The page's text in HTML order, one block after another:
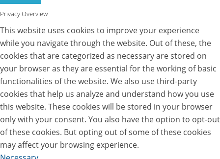
Privacy Overview
This website uses cookies to improve your experience
while you navigate through the website. Out of these, the
cookies that are categorized as necessary are stored on
your browser as they are essential for the working of basic
functionalities of the website. We also use third-party
cookies that help us analyze and understand how you use
this website. These cookies will be stored in your browser
only with your consent. You also have the option to opt-out
of these cookies. But opting out of some of these cookies
may affect your browsing experience.